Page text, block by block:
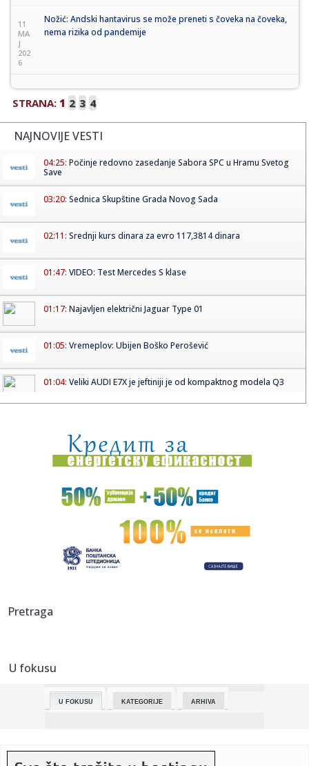
11
MA
J
202
6
Nožić: Andski hantavirus se može preneti s čoveka na čoveka,
nema rizika od pandemije
STRANA: 1 2 3 4
NAJNOVIJE VESTI
04:25: Počinje redovno zasedanje Sabora SPC u Hramu Svetog
Save
03:20: Sednica Skupštine Grada Novog Sada
02:11: Srednji kurs dinara za evro 117,3814 dinara
01:47: VIDEO: Test Mercedes S klase
01:17: Najavljen električni Jaguar Type 01
01:05: Vremeplov: Ubijen Boško Perošević
01:04: Veliki AUDI E7X je jeftiniji je od kompaktnog modela Q3
00:45:Svežije, promenljivo oblačno vreme sa sunčanim
intervalima
00:45:Dobre vesti za Špance! Ovaj trio će biti spreman za
Mundijal
Kina steže Evropu! ECB alarmirala: Jedni profitiraju, drugi
00:19:Koliko traje baterija električnog auta? Ovako diše Tesla
čega na...
23:59:
23:49:
Srbija slavi uspeh u Beču: Lavina u finalu Evrovizije 2026.
Pretraga
U fokusu
U FOKUSU KATEGORIJE ARHIVA